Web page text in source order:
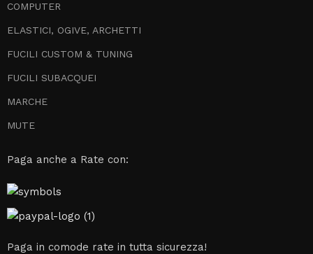
COMPUTER
ELASTICI, OGIVE, ARCHETTI
FUCILI CUSTOM & TUNING
FUCILI SUBACQUEI
MARCHE
MUTE
Paga anche a Rate con:
Paga in comode rate in tutta sicurezza!